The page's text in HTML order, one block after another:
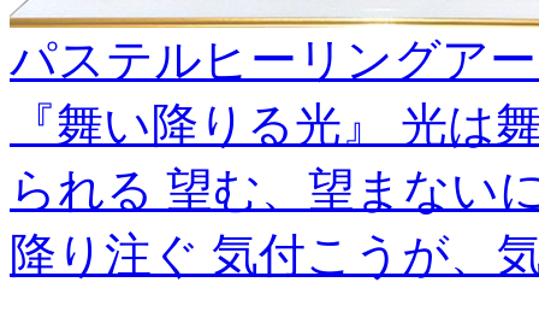
パステルヒーリングア
『舞い降りる光』 光は
られる 望む、望まない
降り注ぐ 気付こうが、